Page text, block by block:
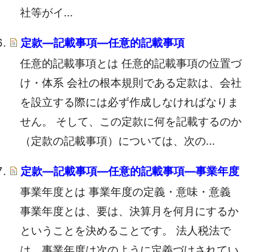
社等がイ...
定款―記載事項―任意的記載事項
任意的記載事項とは 任意的記載事項の位置づ
け・体系 会社の根本規則である定款は、会社
を設立する際には必ず作成しなければなりま
せん。 そして、この定款に何を記載するのか
（定款の記載事項）については、次の...
定款―記載事項―任意的記載事項―事業年度
事業年度とは 事業年度の定義・意味・意義
事業年度とは、要は、決算月を何月にするか
ということを決めることです。 法人税法で